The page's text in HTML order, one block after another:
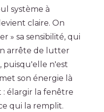
système à
claire. On
» sa sensibilité, qui
arrête de lutter
puisqu'elle n'est
son énergie là
élargir la fenêtre
qui la remplit.